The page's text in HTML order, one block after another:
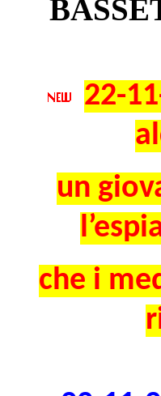
22-
un
che i